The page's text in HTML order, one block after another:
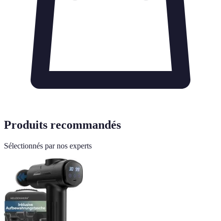
Produits recommandés
Sélectionnés par nos experts